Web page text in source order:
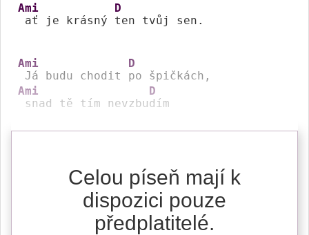
Ami
ať je krásný
D
ten tvůj sen.
Ami
Já budu chodit
D
Ami
snad tě tím nevzbu
D
dím
Celou píseň mají k
dispozici pouze
předplatitelé.